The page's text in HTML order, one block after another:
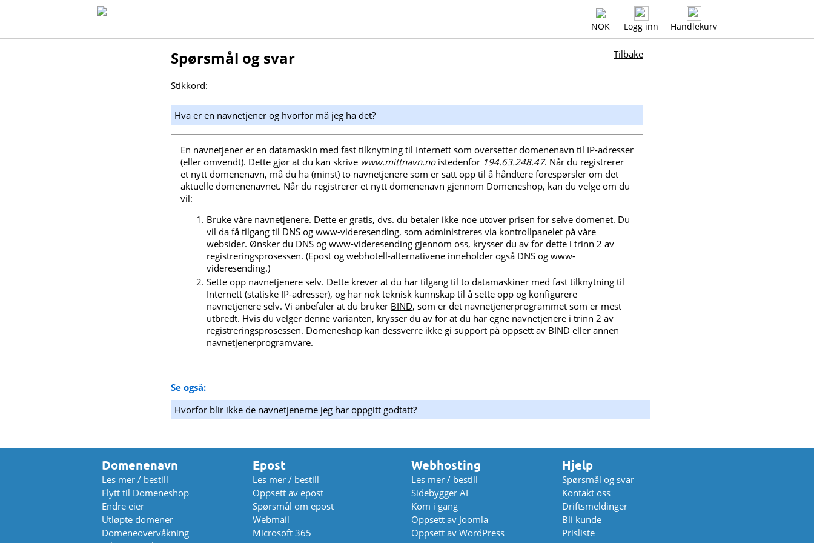
NOK Logg inn Handlekurv
Spørsmål og svar Tilbake
Stikkord:
Hva er en navnetjener og hvorfor må jeg ha det?
En navnetjener er en datamaskin med fast tilknytning til Internett som oversetter domenenavn til IP-adresser
(eller omvendt). Dette gjør at du kan skrive www.mittnavn.noistedenfor 194.63.248.47. Når du registrerer
et nytt domenenavn, må du ha (minst) to navnetjenere som er satt opp til å håndtere forespørsler om det
aktuelle domenenavnet. Når du registrerer et nytt domenenavn gjennom Domeneshop, kan du velge om du
vil:
Bruke våre navnetjenere. Dette er gratis, dvs. du betaler ikke noe utover prisen for selve domenet. Du
vil da få tilgang til DNS og www-videresending, som administreres via kontrollpanelet på våre
websider. Ønsker du DNS og www-videresending gjennom oss, krysser du av for dette i trinn 2 av
registreringsprosessen. (Epost og webhotell-alternativene inneholder også DNS og www-
videresending.)
Sette opp navnetjenere selv. Dette krever at du har tilgang til to datamaskiner med fast tilknytning til
Internett (statiske IP-adresser), og har nok teknisk kunnskap til å sette opp og konfigurere
navnetjenere selv. Vi anbefaler at du bruker BIND, som er det navnetjenerprogrammet som er mest
utbredt. Hvis du velger denne varianten, krysser du av for at du har egne navnetjenere i trinn 2 av
registreringsprosessen. Domeneshop kan dessverre ikke gi support på oppsett av BIND eller annen
navnetjenerprogramvare.
Se også:
Hvorfor blir ikke de navnetjenerne jeg har oppgitt godtatt?
Domenenavn
Les mer / bestill
Flytt til Domeneshop
Endre eier
Utløpte domener
Domeneovervåkning
Epost
Les mer / bestill
Oppsett av epost
Spørsmål om epost
Webmail
Microsoft 365
Webhosting
Les mer / bestill
Sidebygger AI
Kom i gang
Oppsett av Joomla
Oppsett av WordPress
Hjelp
Spørsmål og svar
Kontakt oss
Driftsmeldinger
Bli kunde
Prisliste